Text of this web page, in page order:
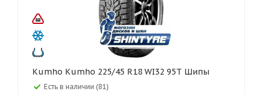
Kumho Kumho 225/45 R18 WI32 95T Шипы
Есть в наличии (81)